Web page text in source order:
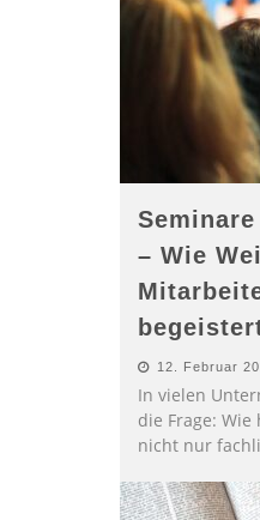
– Wie
12. Februar
In vielen
die Frage:
nicht nur